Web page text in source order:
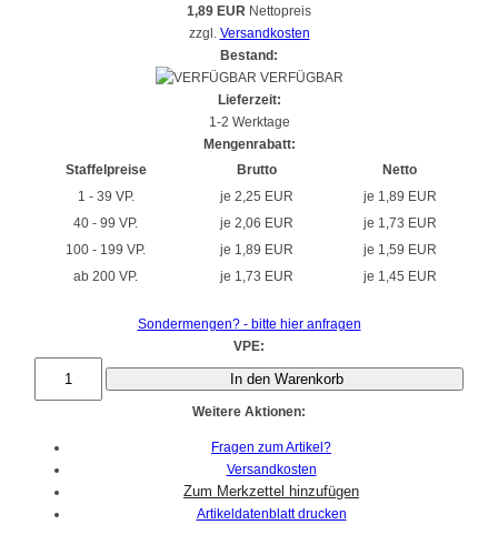
1,89 EUR Nettopreis
zzgl. Versandkosten
Bestand:
VERFÜGBAR
Lieferzeit:
1-2 Werktage
Mengenrabatt:
Staffelpreise
Brutto
Netto
1 - 39 VP.
je 2,25 EUR
je 1,89 EUR
40 - 99 VP.
je 2,06 EUR
je 1,73 EUR
100 - 199 VP.
je 1,89 EUR
je 1,59 EUR
ab 200 VP.
je 1,73 EUR je 1,45 EUR
Sondermengen? - bitte hier anfragen
VPE:
In den Warenkorb
Weitere Aktionen:
Fragen zum Artikel?
Versandkosten
Artikeldatenblatt drucken